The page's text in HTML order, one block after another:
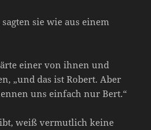
sie wie aus einem
einer von ihnen und
„und das ist Robert. Aber
uns einfach nur Bert.“
weiß vermutlich keine